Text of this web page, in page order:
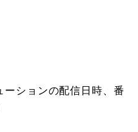
ションの配信日時、番